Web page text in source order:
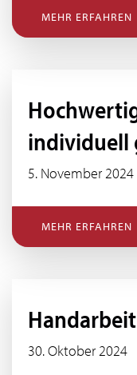
MEHR ERFAHREN
individuell
5. November 2024
MEHR ERFAHREN
30. Oktober 2024